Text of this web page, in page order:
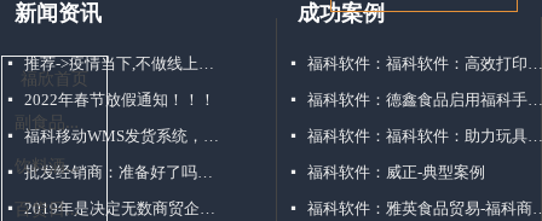
新闻资讯
넷 推荐->疫情当下,不做线上订货商城,吃大亏!!!
넷 2022年春节放假通知！！！
넷 福科移动WMS发货系统，仓库管理好帮手！
넷 批发经销商：准备好了吗？点击接收你的3000+客户，不点毁终生
넷 2019年是决定无数商贸企业命运的一年
넷 福科软件：福科软件：高效打印方式解决仓库配货难题
넷 福科软件：德鑫食品启用福科手机移动销售软件
넷 福科软件：福科软件：助力玩具经销打破困局“玩转”移动进销存
넷 福科软件：威正-典型案例
넷 福科软件：雅英
成功案例
福欣首页
副
食品批发行业
饮
料酒水批发行业
百
货日化批发行业